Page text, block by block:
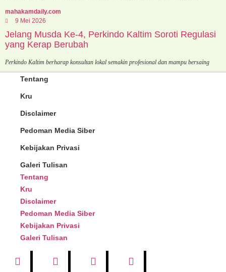
mahakamdaily.com
9 Mei 2026
Jelang Musda Ke-4, Perkindo Kaltim Soroti Regulasi
yang Kerap Berubah
Perkindo Kaltim berharap konsultan lokal semakin profesional dan mampu bersaing
Tentang
Kru
Disclaimer
Pedoman Media Siber
Kebijakan Privasi
Galeri Tulisan
Tentang
Kru
Disclaimer
Pedoman Media Siber
Kebijakan Privasi
Galeri Tulisan